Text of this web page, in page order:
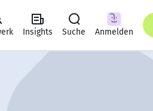
Insights Suche Anmelden